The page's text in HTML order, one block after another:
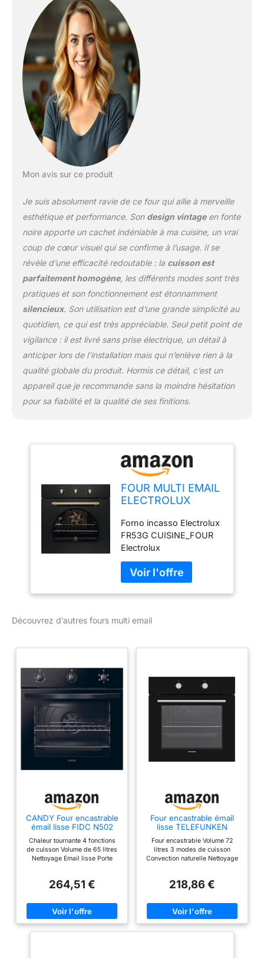
Mon avis sur ce produit
Je suis absolument ravie de ce four qui allie à merveille
esthétique et performance. Son design vintageen fonte
noire apporte un cachet indéniable à ma cuisine, un vrai
coup de cœur visuel qui se confirme à l’usage. Il se
révèle d’une efficacité redoutable : la cuisson est
parfaitement homogène, les différents modes sont très
pratiques et son fonctionnement est étonnamment
silencieux. Son utilisation est d’une grande simplicité au
quotidien, ce qui est très appréciable. Seul petit point de
vigilance : il est livré sans prise électrique, un détail à
anticiper lors de l’installation mais qui n’enlève rien à la
qualité globale du produit. Hormis ce détail, c’est un
appareil que je recommande sans la moindre hésitation
pour sa fiabilité et la qualité de ses finitions.
FOUR MULTI EMAIL
ELECTROLUX
Forno incasso Electrolux
FR53G CUISINE_FOUR
Electrolux
Découvrez d’autres fours multi email
CANDY Four encastrable
émail lisse FIDC N502
Chaleur tournante 4 fonctions
de cuisson Volume de 65 litres
Nettoyage Email lisse Porte
264,51 €
Four encastrable émail
lisse TELEFUNKEN
Four encastrable Volume 72
litres 3 modes de cuisson
Convection naturelle Nettoyage
218,86 €